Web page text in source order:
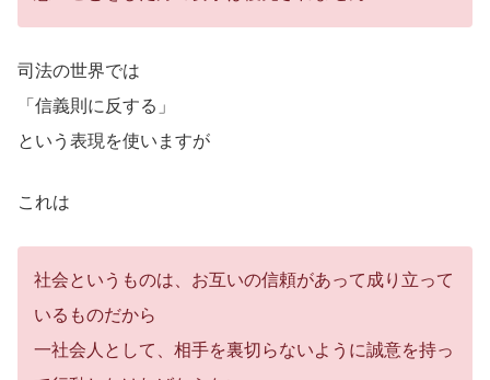
司法の世界では
「信義則に反する」
という表現を使いますが
これは
社会というものは、お互いの信頼があって成り立って
いるものだから
一社会人として、相手を裏切らないように誠意を持っ